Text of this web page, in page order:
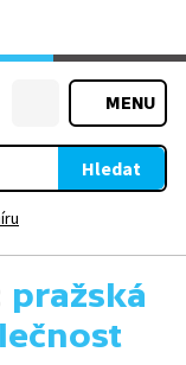
MENU
Hledat
pražská